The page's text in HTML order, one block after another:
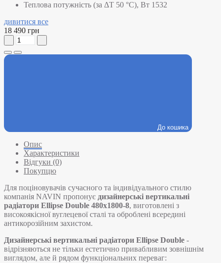
Теплова потужність (за ΔT 50 °C), Вт 1532
дивитися все
18 490 грн
До кошика
Опис
Характеристики
Відгуки (0)
Покупцю
Для поціновувачів сучасного та індивідуального стилю
компанія NAVIN пропонує дизайнерські вертикальні
радіатори Ellipse Double 480х1800-8, виготовлені з
високоякісної вуглецевої сталі та оброблені всередині
антикорозійним захистом.
Дизайнерські вертикальні радіатори Ellipse Double -
відрізняються не тільки естетично привабливим зовнішнім
виглядом, але й рядом функціональних переваг: